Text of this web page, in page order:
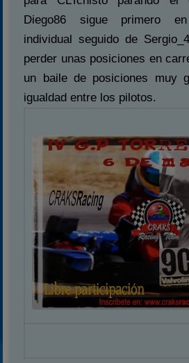
Diego86 sigue primero
individual seguido de
perder unas posiciones en
un baile de posiciones muy
igualdad entre los pilotos.